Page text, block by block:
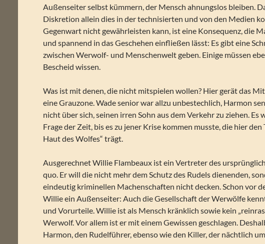
Außenseiter selbst kümmern, der Mensch ahnungslos bleiben.
Diskretion allein dies in der technisierten und von den Medien
Gegenwart nicht gewährleisten kann, ist eine Konsequenz, die
und spannend in das Geschehen einfließen lässt: Es gibt eine
zwischen Werwolf- und Menschenwelt geben. Einige müssen
Bescheid wissen.
Was ist mit denen, die nicht mitspielen wollen? Hier gerät das
eine Grauzone. Wade senior war allzu unbestechlich, Harmon
nicht über sich, seinen irren Sohn aus dem Verkehr zu ziehen. Es
Frage der Zeit, bis es zu jener Krise kommen musste, die hier den
Haut des Wolfes“ trägt.
Ausgerechnet Willie Flambeaux ist ein Vertreter des
quo. Er will die nicht mehr dem Schutz des Rudels dienenden,
eindeutig kriminellen Machenschaften nicht decken. Schon vor
Willie ein Außenseiter: Auch die Gesellschaft der Werwölfe
und Vorurteile. Willie ist als Mensch kränklich sowie kein
Werwolf. Vor allem ist er mit einem Gewissen geschlagen.
Harmon, den Rudelführer, ebenso wie den Killer, der nächtlich